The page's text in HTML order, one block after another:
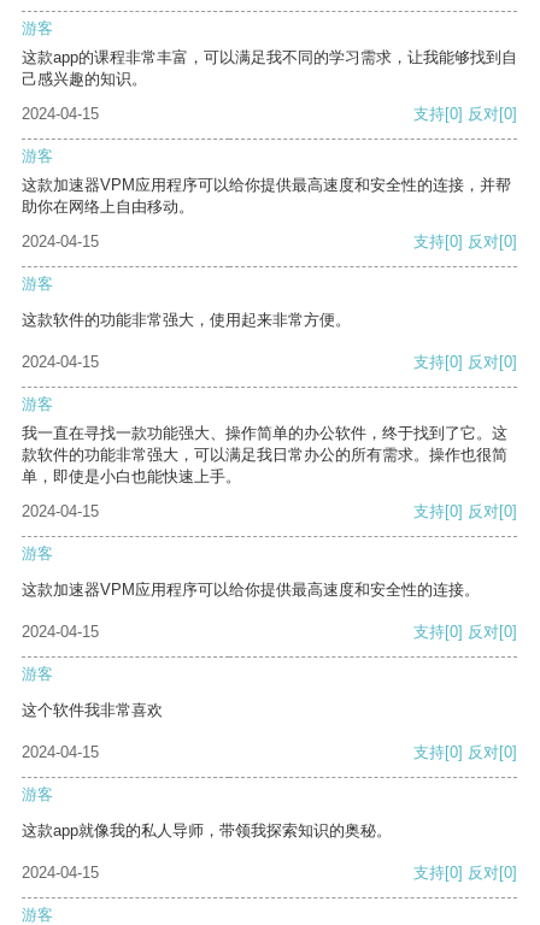
游客
这款app的课程非常丰富，可以满足我不同的学习需求，让我能够找到自
己感兴趣的知识。
2024-04-15
支持[0] 反对[0]
游客
这款加速器VPM应用程序可以给你提供最高速度和安全性的连接，并帮
助你在网络上自由移动。
2024-04-15
支持[0] 反对[0]
游客
这款软件的功能非常强大，使用起来非常方便。
2024-04-15 支持[0] 反对[0]
游客
我一直在寻找一款功能强大、操作简单的办公软件，终于找到了它。这
款软件的功能非常强大，可以满足我日常办公的所有需求。操作也很简
单，即使是小白也能快速上手。
2024-04-15
支持[0] 反对[0]
游客
这款加速器VPM应用程序可以给你提供最高速度和安全性的连接。
2024-04-15 支持[0] 反对[0]
游客
这个软件我非常喜欢
2024-04-15 支持[0] 反对[0]
游客
这款app就像我的私人导师，带领我探索知识的奥秘。
2024-04-15 支持[0] 反对[0]
游客